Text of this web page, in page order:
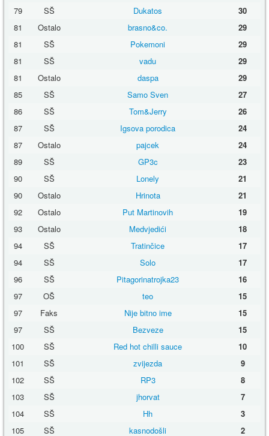
79
SŠ Dukatos
30
81
Ostalo brasno&co.
29
81
SŠ Pokemoni
29
81
SŠ vadu
29
81
Ostalo daspa
29
85
SŠ Samo Sven
27
86
SŠ Tom&Jerry
26
87
SŠ Igsova porodica
24
87
Ostalo pajcek
24
89
SŠ GP3c
23
90
SŠ Lonely
21
90
Ostalo Hrinota
21
92
Ostalo Put Martinovih
19
93
Ostalo Medvjedići
18
94
SŠ Tratinčice
17
94
SŠ Solo
17
96
SŠ Pitagorinatrojka23
16
97
OŠ teo
15
97
Faks Nije bitno ime
15
97
SŠ Bezveze
15
100
SŠ Red hot chilli sauce
10
101
SŠ zvijezda
9
102
SŠ RP3
8
103
SŠ jhorvat
7
104
SŠ Hh
3
105
SŠ kasnodošli 2